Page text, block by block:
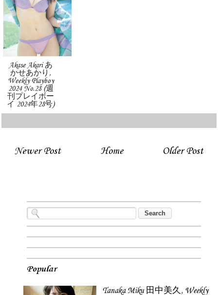
Akase Akari あ
かせあかり,
Weekly Playboy
2024 No.28 (週
刊プレイボー
イ 2024年28号)
Newer Post Older Post
Home
Popular
Tanaka Miku 田中美久, Weekly